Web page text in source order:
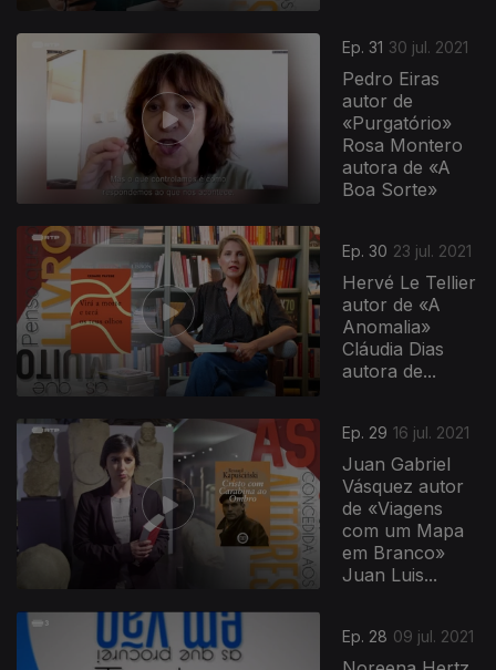
Ep. 31 30 jul. 2021
Pedro Eiras
autor de
«Purgatório»
Rosa Montero
autora de «A
Boa Sorte»
Ep. 30 23 jul. 2021
Hervé Le Tellier
autor de «A
Anomalia»
Cláudia Dias
autora de...
559583
Ep. 29 16 jul. 2021
Juan Gabriel
Vásquez autor
de «Viagens
com um Mapa
em Branco»
Juan Luis...
Ep. 28 09 jul. 2021